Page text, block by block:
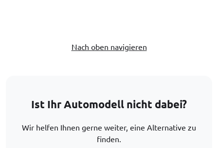
Nach oben navigieren
Ist Ihr Automodell nicht dabei?
Wir helfen Ihnen gerne weiter, eine Alternative zu
finden.